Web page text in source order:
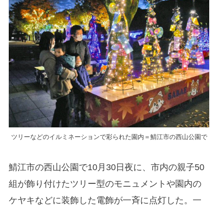
ツリーなどのイルミネーションで彩られた園内＝鯖江市の西山公園で
鯖江市の西山公園で10月30日夜に、市内の親子50
組が飾り付けたツリー型のモニュメントや園内の
ケヤキなどに装飾した電飾が一斉に点灯した。一